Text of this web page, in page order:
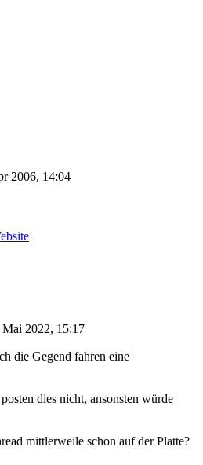
2006, 14:04
2022, 15:17
die Gegend fahren eine
dies nicht, ansonsten würde
mittlerweile schon auf der Platte?